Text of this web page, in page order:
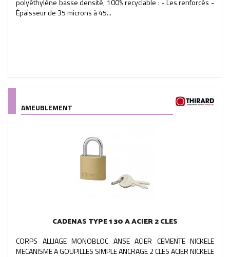
Épaisseur de 35 microns à 45...
AMEUBLEMENT
CADENAS TYPE 1 30 A ACIER 2 CLES
CORPS ALLIAGE MONOBLOC ANSE ACIER CEMENTE NICKELE
MECANISME A GOUPILLES SIMPLE ANCRAGE 2 CLES ACIER NICKELE